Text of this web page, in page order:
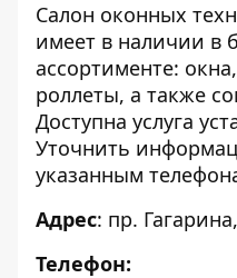
Салон оконных
имеет в наличии в
ассортименте:
роллеты, а также
Доступна услуга
Уточнить
указанным
Адрес: пр.
Телефон: